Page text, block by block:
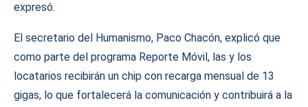
expresó.
El secretario del Humanismo, Paco Chacón, explicó que
como parte del programa Reporte Móvil, las y los
locatarios recibirán un chip con recarga mensual de 13
gigas, lo que fortalecerá la comunicación y contribuirá a la